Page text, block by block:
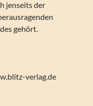
jenseits der
gehört.
verlag.de